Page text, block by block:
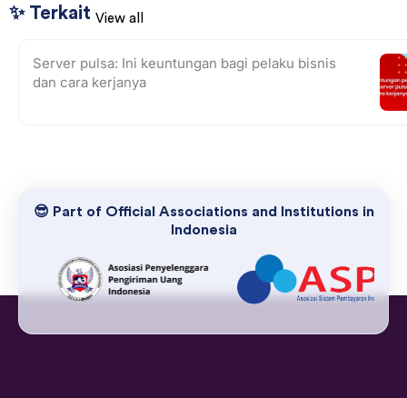
✨ Terkait View all
Server pulsa: Ini keuntungan bagi pelaku bisnis
dan cara kerjanya
😎 Part of Official Associations and Institutions in
Indonesia